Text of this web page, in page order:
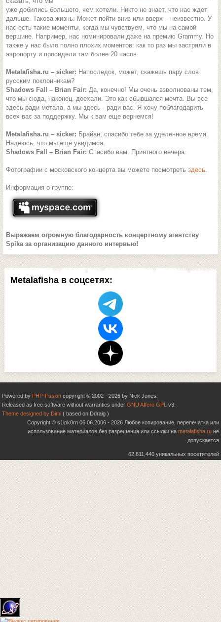
Metalafisha в соцсетях:
уже добились большего, чем хотели. Никто не знает, что нас ждет
дальше. Такова жизнь. Может пойти вниз или вверх – неизвестно. У
нас есть такие моменты, когда мы чувствуем, что мы на самой
вершине. Например, нас номинировали даже на премию Grammy. Но
также у нас было полно плохих моментов: как то раз мы застряли в
аэропорту и просидели там более 20 часов.
Metalafisha.ru – sicker: Напоследок, может, скажешь пару слов
русским поклонникам?
Shadows Fall – Brian Fair: Да, конечно! Мы очень взволнованы тем,
что мы сюда, наконец, доехали. Это как сбывшаяся мечта. Вы все
здесь ради метала, а мы здесь - ради вас. Я хочу поблагодарить
всех вас за поддержку. Мы к вам еще вернемся!
Metalafisha.ru – sicker: Брайан, спасибо тебе за уделенное время.
Надеюсь, что мы еще увидимся.
Shadows Fall – Brian Fair: Спасибо вам. Приятного вечера.
Фотографии с московского концерта вы можете посмотреть здесь.
Информация о группе:
Выражаем огромную благодарность концертному агентству
Spika за организацию данного интервью!
Powered by PHP-Fusion copyright © 2002 - 2026 by Nick Jones.
Released as free software without warranties under GNU Affero GPL v3.
Theme designed by Dimi ( based on Ddraig )
Copyright © s1ipk0rn 06.06.2006 - 2026 Любое копирование, перепечатка или
использование материалов без разрешения или ссылки на metalafisha.ru не
допускается
62,811,440 уникальных посетителей